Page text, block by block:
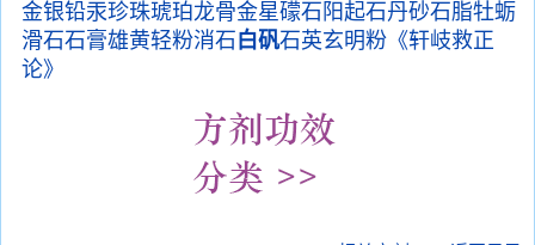
金银铅汞珍珠琥珀龙骨金星礞石阳起石丹砂石脂牡蛎
滑石石膏雄黄轻粉消石 白矾石英玄明粉《轩岐救正
论》